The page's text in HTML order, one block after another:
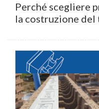
Perché scegliere
la costruzione